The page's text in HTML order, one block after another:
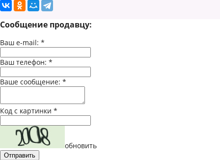
Сообщение продавцу:
Ваш e-mail: *
Ваш телефон: *
Ваше сообщение: *
Код с картинки *
обновить